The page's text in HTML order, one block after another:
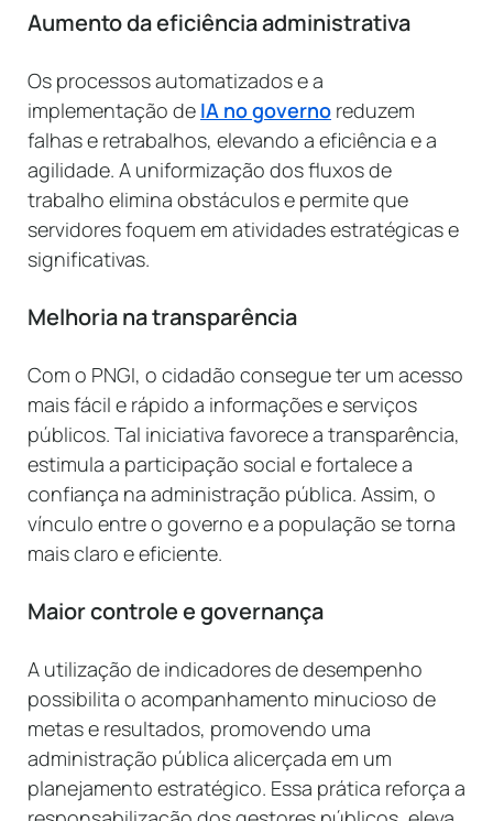
Aumento da eficiência administrativa
Os processos automatizados e a
implementação de IA no governo reduzem
falhas e retrabalhos, elevando a eficiência e a
agilidade. A uniformização dos fluxos de
trabalho elimina obstáculos e permite que
servidores foquem em atividades estratégicas e
significativas.
Melhoria na transparência
Com o PNGI, o cidadão consegue ter um acesso
mais fácil e rápido a informações e serviços
públicos. Tal iniciativa favorece a transparência,
estimula a participação social e fortalece a
confiança na administração pública. Assim, o
vínculo entre o governo e a população se torna
mais claro e eficiente.
Maior controle e governança
A utilização de indicadores de desempenho
possibilita o acompanhamento minucioso de
metas e resultados, promovendo uma
administração pública alicerçada em um
planejamento estratégico. Essa prática reforça a